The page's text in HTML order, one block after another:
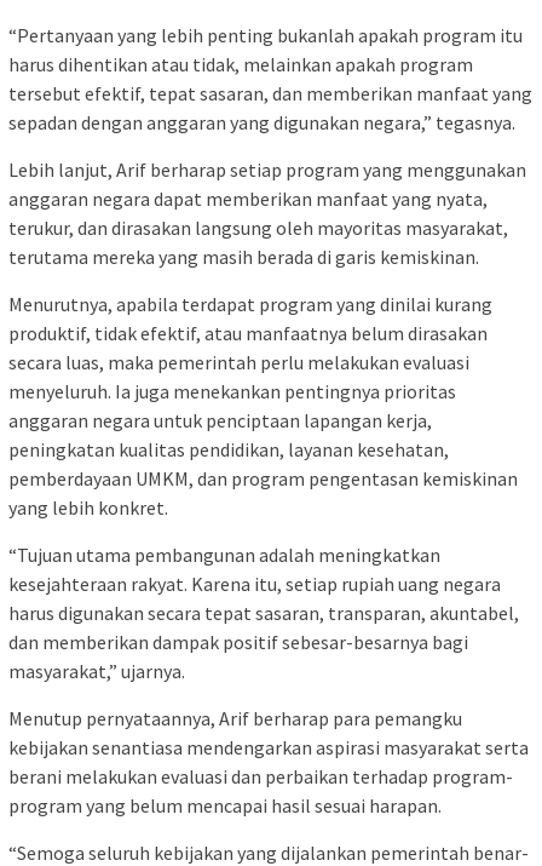
“Pertanyaan yang lebih penting bukanlah apakah program itu
harus dihentikan atau tidak, melainkan apakah program
tersebut efektif, tepat sasaran, dan memberikan manfaat yang
sepadan dengan anggaran yang digunakan negara,” tegasnya.
Lebih lanjut, Arif berharap setiap program yang menggunakan
anggaran negara dapat memberikan manfaat yang nyata,
terukur, dan dirasakan langsung oleh mayoritas masyarakat,
terutama mereka yang masih berada di garis kemiskinan.
Menurutnya, apabila terdapat program yang dinilai kurang
produktif, tidak efektif, atau manfaatnya belum dirasakan
secara luas, maka pemerintah perlu melakukan evaluasi
menyeluruh. Ia juga menekankan pentingnya prioritas
anggaran negara untuk penciptaan lapangan kerja,
peningkatan kualitas pendidikan, layanan kesehatan,
pemberdayaan UMKM, dan program pengentasan kemiskinan
yang lebih konkret.
“Tujuan utama pembangunan adalah meningkatkan
kesejahteraan rakyat. Karena itu, setiap rupiah uang negara
harus digunakan secara tepat sasaran, transparan, akuntabel,
dan memberikan dampak positif sebesar-besarnya bagi
masyarakat,” ujarnya.
Menutup pernyataannya, Arif berharap para pemangku
kebijakan senantiasa mendengarkan aspirasi masyarakat serta
berani melakukan evaluasi dan perbaikan terhadap program-
program yang belum mencapai hasil sesuai harapan.
“Semoga seluruh kebijakan yang dijalankan pemerintah benar-